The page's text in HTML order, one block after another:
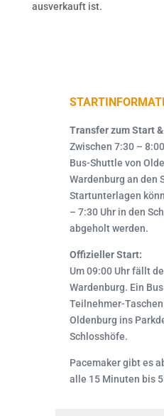
ausverkauft ist.
Transfer zum Start
Zwischen 7:30 –
Bus-Shuttle von
Wardenburg an den
Startunterlagen
– 7:30 Uhr in den
abgeholt werden.
Offizieller Start:
Um 09:00 Uhr fällt
Wardenburg. Ein
Teilnehmer-
Oldenburg ins
Schlosshöfe.
Pacemaker gibt es
alle 15 Minuten bis